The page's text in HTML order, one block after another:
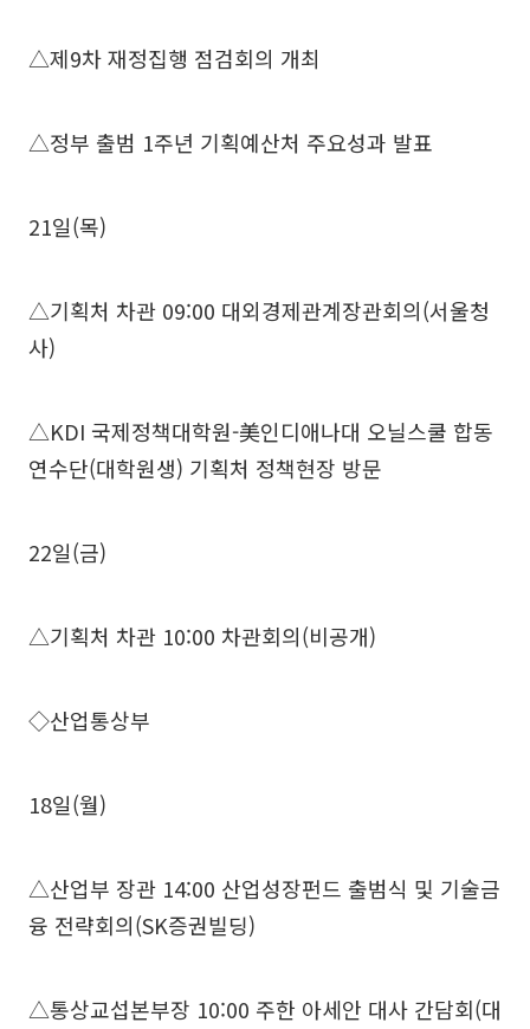
△제9차 재정집행 점검회의 개최
△정부 출범 1주년 기획예산처 주요성과 발표
21일(목)
△기획처 차관 09:00 대외경제관계장관회의(서울청
사)
△KDI 국제정책대학원-美인디애나대 오닐스쿨 합동
연수단(대학원생) 기획처 정책현장 방문
22일(금)
△기획처 차관 10:00 차관회의(비공개)
◇산업통상부
18일(월)
△산업부 장관 14:00 산업성장펀드 출범식 및 기술금
융 전략회의(SK증권빌딩)
△통상교섭본부장 10:00 주한 아세안 대사 간담회(대